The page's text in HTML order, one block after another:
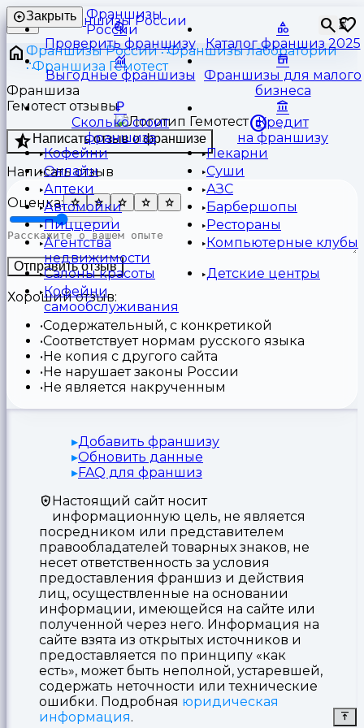
Франшизы
России
⏳
Закрыть
Проверить франшизу Каталог франшиз 2025
Выгодные франшизы
Франшизы для малого
бизнеса
Сколько стоит
франшиза
Кредит
на франшизу
Кофейни
Пекарни
Онлайн
Суши
Аптеки
АЗС
Автомойки
Барбершопы
Пиццерии
Рестораны
Агентства
недвижимости
Компьютерные клубы
Салоны красоты
Детские центры
Кофейни
самообслуживания
Франшизы России
Франшизы лаборатории
Франшиза Гемотест
Франшиза
Гемотест отзывы
Написать отзыв о франшизе
Написать отзыв
Оценка:
Отправить отзыв
Хороший отзыв:
Содержательный, с конкретикой
Соответствует нормам русского языка
Не копия с другого сайта
Не нарушает законы России
Не является накрученным
Добавить франшизу
Обновить данные
FAQ для франшиз
Настоящий сайт носит
информационную цель, не является
посредником или представителем
правообладателей товарных знаков, не
несет ответственность за условия
предоставления франшиз и действия
лиц, осуществленные на основании
информации, имеющейся на сайте или
полученной через него. Информация на
сайте взята из открытых источников и
предоставляется по принципу «как
есть», может быть неполной, устаревшей,
содержать неточности или технические
ошибки. Подробная юридическая
информация.